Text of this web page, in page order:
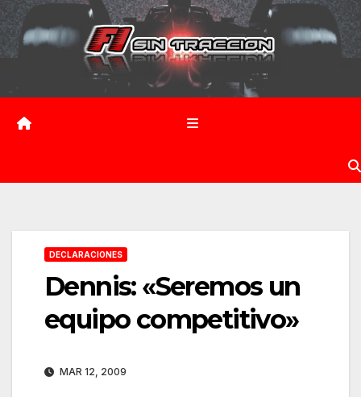
Saltar
contenido
DECLARACIONES
Dennis: «Seremos un
equipo competitivo»
MAR 12, 2009